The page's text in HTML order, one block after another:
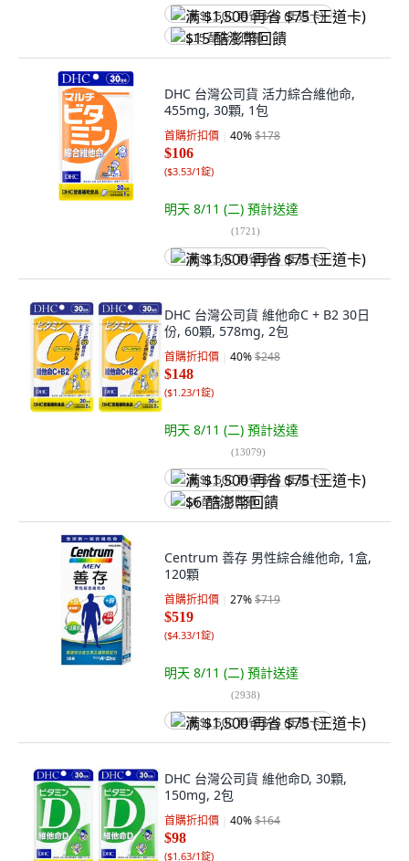
满 $1,500 再省 $75 (王道卡)
$15 酷澎幣回饋
DHC 台灣公司貨 活力綜合維他命,
455mg, 30顆, 1包
首購折扣價 40%$178
$106
($3.53/1錠)
明天 8/11 (二) 預計送達
(1721)
满 $1,500 再省 $75 (王道卡)
DHC 台灣公司貨 維他命C + B2 30日
份, 60顆, 578mg, 2包
首購折扣價 40%$248
$148
($1.23/1錠)
明天 8/11 (二) 預計送達
(13079)
满 $1,500 再省 $75 (王道卡)
$6 酷澎幣回饋
Centrum 善存 男性綜合維他命, 1盒,
120顆
首購折扣價 27%$719
$519
($4.33/1錠)
明天 8/11 (二) 預計送達
(2938)
满 $1,500 再省 $75 (王道卡)
DHC 台灣公司貨 維他命D, 30顆,
150mg, 2包
首購折扣價 40%$164
$98
($1.63/1錠)